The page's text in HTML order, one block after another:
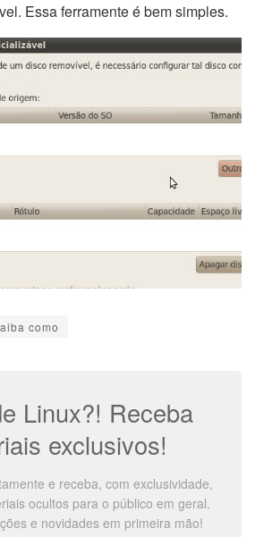
Essa ferramente é bem simples.
como
Linux?! Receba
exclusivos!
e receba, com exclusividade,
ocultos para o público em geral.
e novidades em primeira mão!